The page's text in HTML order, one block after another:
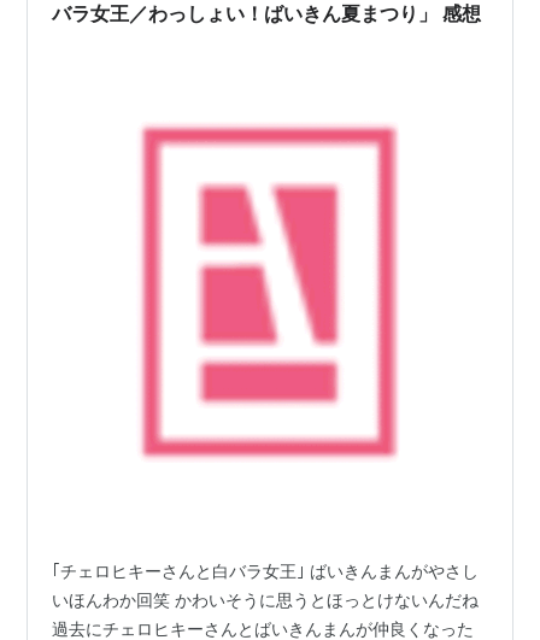
バラ女王／わっしょい！ばいきん夏まつり」 感想
｢チェロヒキーさんと白バラ女王｣ ばいきんまんがやさし
いほんわか回笑 かわいそうに思うとほっとけないんだね
過去にチェロヒキーさんとばいきんまんが仲良くなった